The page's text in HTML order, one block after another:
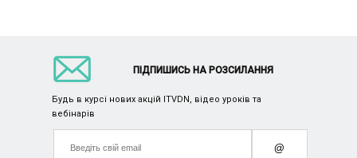
ПІДПИШИСЬ НА РОЗСИЛАННЯ
Будь в курсі нових акцій ITVDN, відео уроків та
вебінарів
@